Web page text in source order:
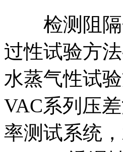
检测阻隔
过性试验方
水蒸气性试
VAC系列压
率测试系统